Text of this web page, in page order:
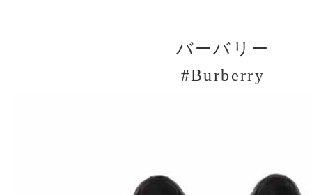
バーバリー
#Burberry